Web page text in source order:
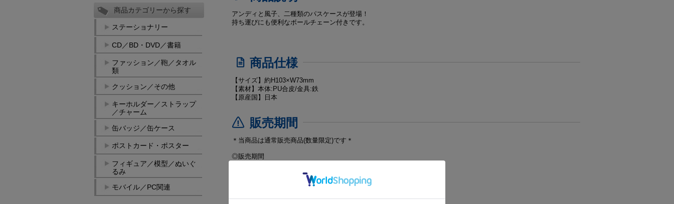
商品カテゴリーから探す
ステーショナリー
CD／BD・DVD／書籍
ファッション／鞄／タオル
類
クッション／その他
キーホルダー／ストラップ
／チャーム
缶バッジ／缶ケース
ポストカード・ポスター
フィギュア／模型／ぬいぐ
るみ
モバイル／PC関連
アンディと風子、二種類のパスケースが登場！
持ち運びにも便利なボールチェーン付きです。
商品仕様
【サイズ】約H103×W73mm
【素材】本体:PU合皮/金具:鉄
【原産国】日本
販売期間
＊当商品は通常販売商品(数量限定)です＊
◎販売期間
ご注文完了(コンビニ決済の場合はご入金完了）から1週間程度
※注文状況、交通事情等により発送に遅れが出る場合がございます。